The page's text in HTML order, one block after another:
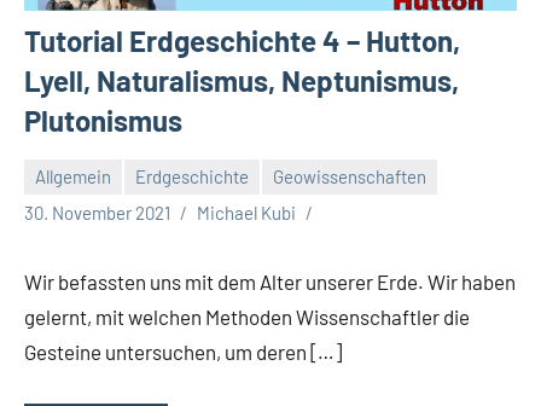
Tutorial Erdgeschichte 4 – Hutton,
Lyell, Naturalismus, Neptunismus,
Plutonismus
Allgemein Erdgeschichte
Geowissenschaften
30. November 2021
Michael Kubi
Wir befassten uns mit dem Alter unserer Erde. Wir haben
gelernt, mit welchen Methoden Wissenschaftler die
Gesteine untersuchen, um deren […]